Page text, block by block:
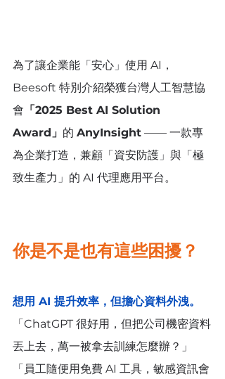
為了讓企業能「安心」使用 AI，
Beesoft 特別介紹榮獲台灣人工智慧協
會 「2025 Best AI Solution
Award」 的 AnyInsight —— 一款專
為企業打造，兼顧「資安防護」與「極
致生產力」的 AI 代理應用平台。
你是不是也有這些困擾？
想用 AI 提升效率，但擔心資料外洩。
「ChatGPT 很好用，但把公司機密資料
丟上去，萬一被拿去訓練怎麼辦？」
「員工隨便用免費 AI 工具，敏感資訊會